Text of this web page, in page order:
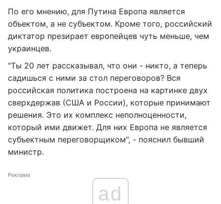
По его мнению, для Путина Европа является
объектом, а не субъектом. Кроме того, российский
диктатор презирает европейцев чуть меньше, чем
украинцев.
"Ты 20 лет рассказывал, что они - никто, а теперь
садишься с ними за стол переговоров? Вся
российская политика построена на картинке двух
сверхдержав (США и России), которые принимают
решения. Это их комплекс неполноценности,
который ими движет. Для них Европа не является
субъектным переговорщиком", - пояснил бывший
министр.
Реклама
ad